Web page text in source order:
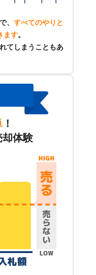
、 すべてのやりと
ます。
てしまうこともあ
！
却体験